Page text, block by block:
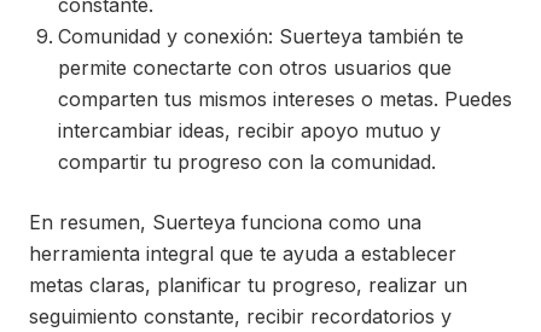
constante.
Comunidad y conexión: Suerteya también te
permite conectarte con otros usuarios que
comparten tus mismos intereses o metas. Puedes
intercambiar ideas, recibir apoyo mutuo y
compartir tu progreso con la comunidad.
En resumen, Suerteya funciona como una
herramienta integral que te ayuda a establecer
metas claras, planificar tu progreso, realizar un
seguimiento constante, recibir recordatorios y